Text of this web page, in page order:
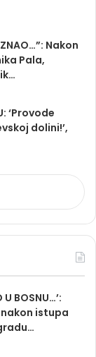
Nakon
Pala,
‘Provode
dolini!’,
U BOSNU…’:
nakon istupa